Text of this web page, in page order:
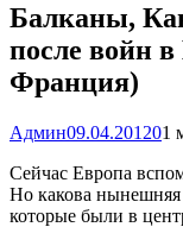
Балканы,
после войн
Франция)
Админ09.04.201201
Сейчас Европа
Но какова нынешняя
которые были в